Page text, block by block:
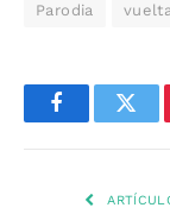
Parodia
Facebook